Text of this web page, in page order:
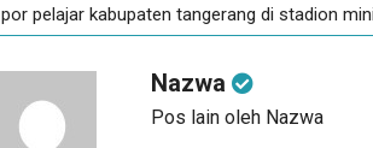
por pelajar kabupaten tangerang di stadion
Nazwa
Pos lain oleh Nazwa